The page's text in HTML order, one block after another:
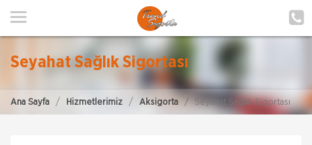
ANA SAYFA
POLIÇE HATIRLAT
Seyahat Sağlık Sigortası
Ana Sayfa Hizmetlerimiz Aksigorta Seyahat Sağlık Sigortası